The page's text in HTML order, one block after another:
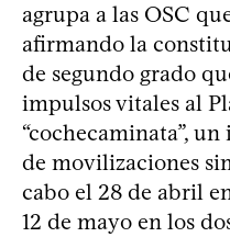
agrupa a las OSC
afirmando la
de segundo grado
impulsos vitales al
“cochecaminata”,
de movilizaciones
cabo el 28 de abril
12 de mayo en los